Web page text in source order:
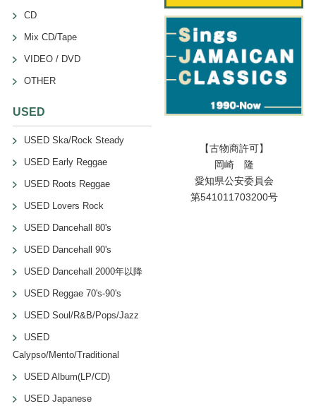
CD
Mix CD/Tape
VIDEO / DVD
OTHER
USED
USED Ska/Rock Steady
USED Early Reggae
USED Roots Reggae
USED Lovers Rock
USED Dancehall 80's
USED Dancehall 90's
USED Dancehall 2000年以降
USED Reggae 70's-90's
USED Soul/R&B/Pops/Jazz
USED
Calypso/Mento/Traditional
USED Album(LP/CD)
USED Japanese
【古物商許可】
岡崎 隆
愛知県公安委員会
第541011703200号